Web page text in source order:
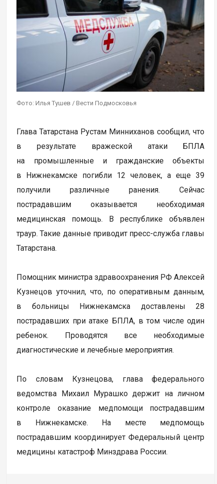
Фото: Илья Тушев / Вести Подмосковья
Глава Татарстана Рустам Минниханов сообщил, что
в результате вражеской атаки БПЛА
на промышленные и гражданские объекты
в Нижнекамске погибли 12 человек, а еще 39
получили различные ранения. Сейчас
пострадавшим оказывается необходимая
медицинская помощь. В республике объявлен
траур. Такие данные приводит пресс-служба главы
Татарстана.
Помощник министра здравоохранения РФ Алексей
Кузнецов уточнил, что, по оперативным данным,
в больницы Нижнекамска доставлены 28
пострадавших при атаке БПЛА, в том числе один
ребенок. Проводятся все необходимые
диагностические и лечебные мероприятия.
По словам Кузнецова, глава федерального
ведомства Михаил Мурашко держит на личном
контроле оказание медпомощи пострадавшим
в Нижнекамске. На месте медпомощь
пострадавшим координирует Федеральный центр
медицины катастроф Минздрава России.